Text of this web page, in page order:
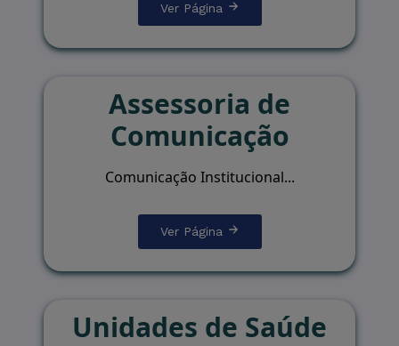
Ver Página
Assessoria de
Comunicação
Comunicação Institucional...
Ver Página
Unidades de Saúde